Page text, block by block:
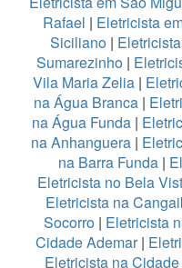
Rafael | Eletricista
Siciliano |
Sumarezinho|
Vila Maria Zelia|
na Água Branca |
na Água Funda|
na Anhanguera|
na Barra Funda |
Eletricista no Bela
Eletricista na
Socorro | Eletricista
Cidade Ademar|
Eletricista na